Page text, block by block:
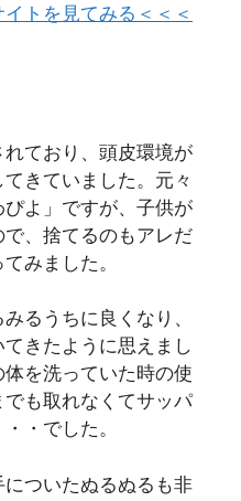
トを見てみる＜＜＜
ており、頭皮環境が
きていました。元々
よ」ですが、子供が
、捨てるのもアレだ
みました。
るうちに良くなり、
きたように思えまし
を洗っていた時の使
も取れなくてサッパ
・でした。
についたぬるぬるも非